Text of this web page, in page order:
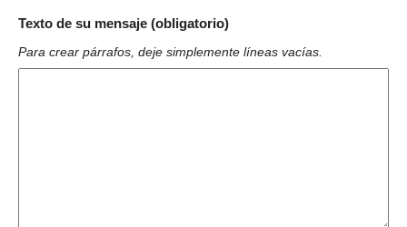
Texto de su mensaje (obligatorio)
Para crear párrafos, deje simplemente líneas vacías.